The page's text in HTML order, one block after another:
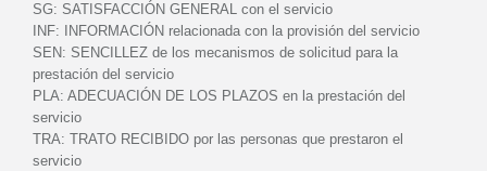
SG: SATISFACCIÓN GENERAL con el servicio
INF:
INFORMACIÓN relacionada con la provisión del servicio
SEN: SENCILLEZ de los mecanismos de solicitud para la
prestación del servicio
PLA: ADECUACIÓN DE LOS PLAZOS en la prestación del
servicio
TRA: TRATO RECIBIDO por las personas que prestaron el
servicio